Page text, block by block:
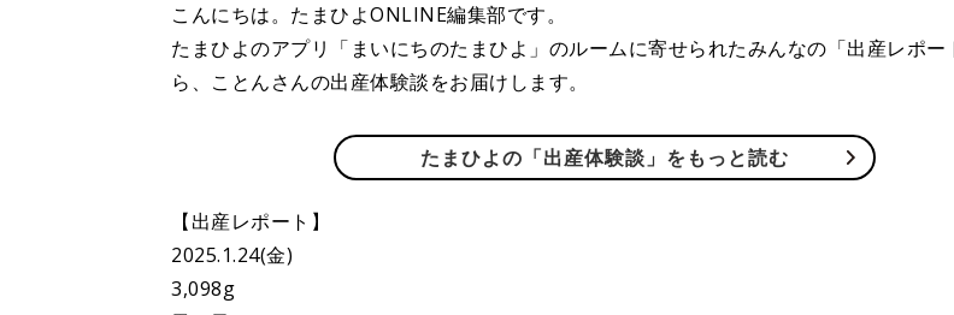
こんにちは。たまひよONLINE編集部です。
たまひよのアプリ「まいにちのたまひよ」のルームに寄せられたみんなの「出産レポー
ら、ことんさんの出産体験談をお届けします。
たまひよの「出産体験談」をもっと読む
【出産レポート】
2025.1.24(金)
3,098g